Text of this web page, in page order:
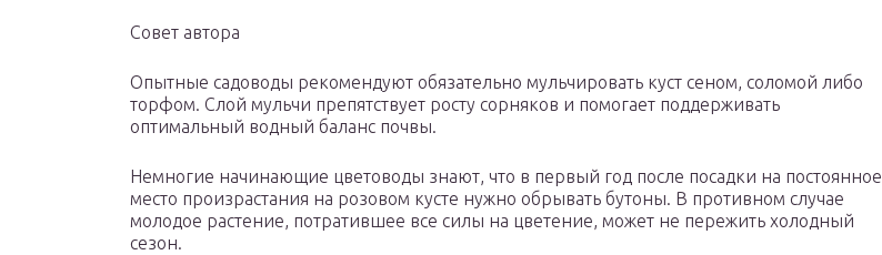
Совет автора
Опытные садоводы рекомендуют обязательно мульчировать куст сеном, соломой либо
торфом. Слой мульчи препятствует росту сорняков и помогает поддерживать
оптимальный водный баланс почвы.
Немногие начинающие цветоводы знают, что в первый год после посадки на постоянное
место произрастания на розовом кусте нужно обрывать бутоны. В противном случае
молодое растение, потратившее все силы на цветение, может не пережить холодный
сезон.